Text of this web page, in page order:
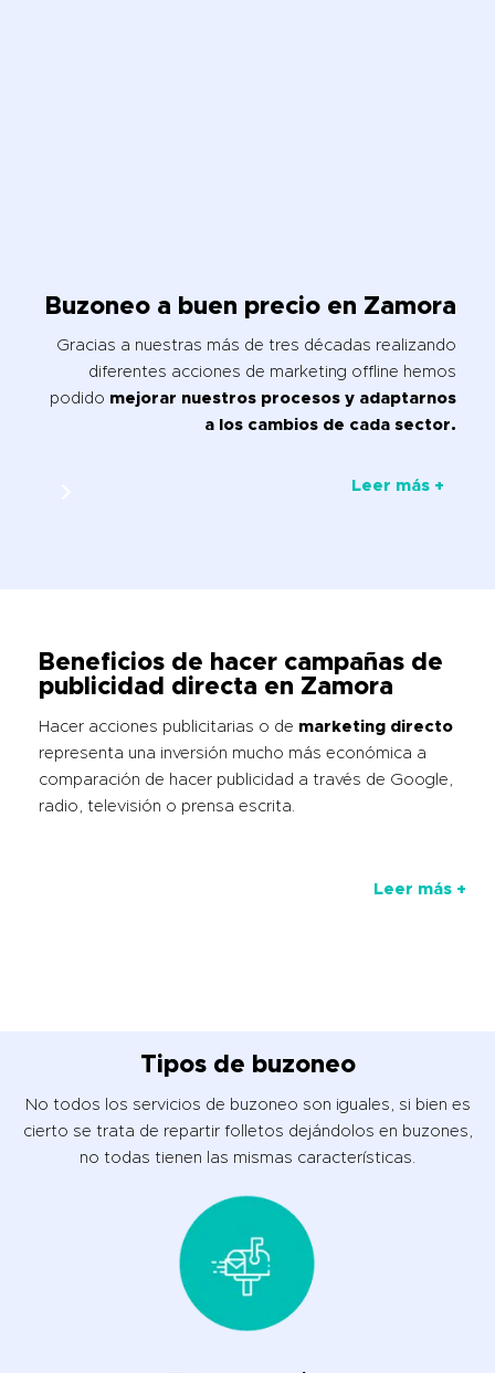
Buzoneo a buen precio en Zamora
Gracias a nuestras más de tres décadas realizando
diferentes acciones de marketing offline hemos
podido mejorar nuestros procesos y adaptarnos
a los cambios de cada sector.
Leer más +
Beneficios de hacer campañas de
publicidad directa en Zamora
Hacer acciones publicitarias o de marketing directo
representa una inversión mucho más económica a
comparación de hacer publicidad a través de Google,
radio, televisión o prensa escrita.
Leer más +
Tipos de buzoneo
No todos los servicios de buzoneo son iguales, si bien es
cierto se trata de repartir folletos dejándolos en buzones,
no todas tienen las mismas características.